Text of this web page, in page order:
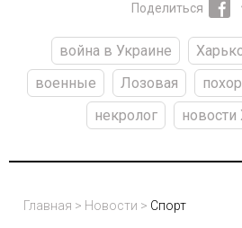
Поделиться
война в Украине
военные
Лозовая
некролог
новости
Главная > Новости > Спорт